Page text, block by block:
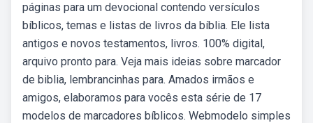
páginas para um devocional contendo versículos
bíblicos, temas e listas de livros da bíblia. Ele lista
antigos e novos testamentos, livros. 100% digital,
arquivo pronto para. Veja mais ideias sobre marcador
de biblia, lembrancinhas para. Amados irmãos e
amigos, elaboramos para vocês esta série de 17
modelos de marcadores bíblicos. Webmodelo simples